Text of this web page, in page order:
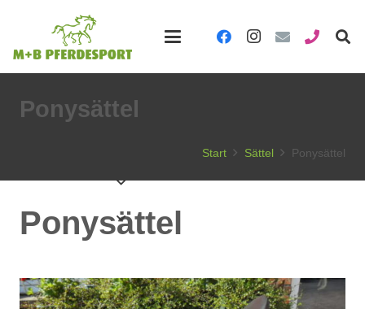
Ponysättel
Start Sättel Ponysättel
Ponysättel